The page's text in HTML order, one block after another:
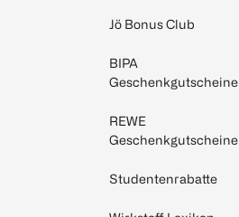
Jö Bonus Club
BIPA
Geschenkgutscheine
REWE
Geschenkgutscheine
Studentenrabatte